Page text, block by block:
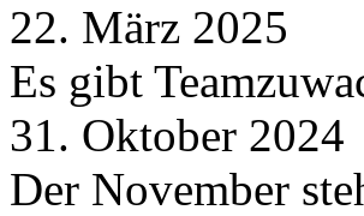
22. März 2025
Es gibt
31. Oktober 2024
Der November